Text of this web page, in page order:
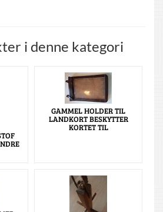
i denne kategori
GAMMEL HOLDER TIL
LANDKORT BESKYTTER
KORTET TIL